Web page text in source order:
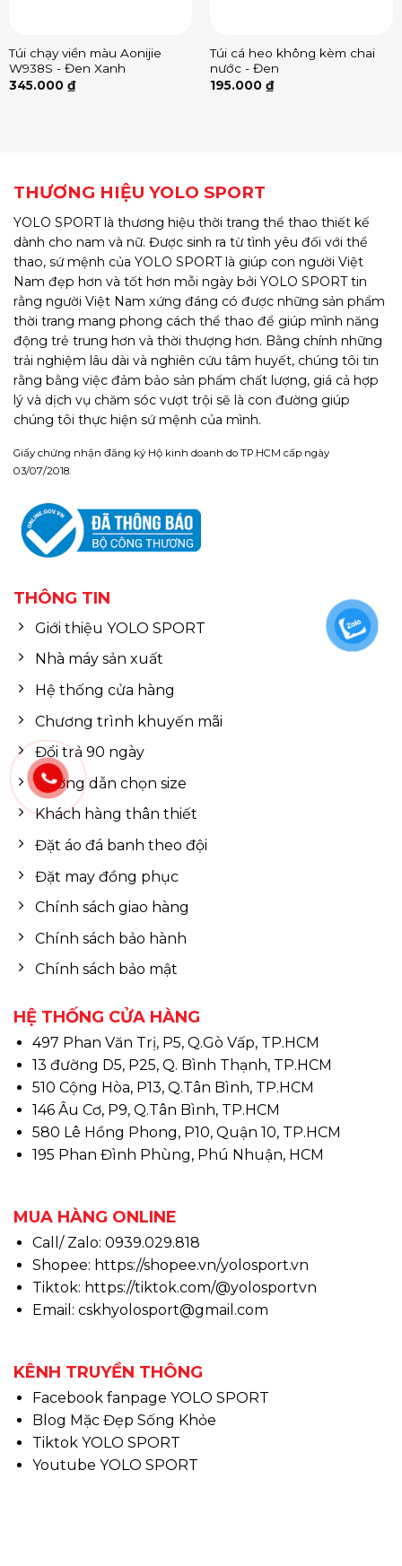
Túi chạy viền màu Aonijie
W938S - Đen Xanh
345.000 ₫
Túi cá heo không kèm chai
nước - Đen
195.000 ₫
THƯƠNG HIỆU YOLO SPORT
YOLO SPORT là thương hiệu thời trang thể thao thiết kế
dành cho nam và nữ. Được sinh ra từ tình yêu đối với thể
thao, sứ mệnh của YOLO SPORT là giúp con người Việt
Nam đẹp hơn và tốt hơn mỗi ngày bởi YOLO SPORT tin
rằng người Việt Nam xứng đáng có được những sản phẩm
thời trang mang phong cách thể thao để giúp mình năng
động trẻ trung hơn và thời thượng hơn. Bằng chính những
trải nghiệm lâu dài và nghiên cứu tâm huyết, chúng tôi tin
rằng bằng việc đảm bảo sản phẩm chất lượng, giá cả hợp
lý và dịch vụ chăm sóc vượt trội sẽ là con đường giúp
chúng tôi thực hiện sứ mệnh của mình.
Giấy chứng nhận đăng ký Hộ kinh doanh do TP.HCM cấp ngày
03/07/2018.
THÔNG TIN
Giới thiệu YOLO SPORT
Nhà máy sản xuất
Hệ thống cửa hàng
Chương trình khuyến mãi
Đổi trả 90 ngày
Hướng dẫn chọn size
Khách hàng thân thiết
Đặt áo đá banh theo đội
Đặt may đồng phục
Chính sách giao hàng
Chính sách bảo hành
Chính sách bảo mật
HỆ THỐNG CỬA HÀNG
497 Phan Văn Trị, P5, Q.Gò Vấp, TP.HCM
13 đường D5, P25, Q. Bình Thạnh, TP.HCM
510 Cộng Hòa, P13, Q.Tân Bình, TP.HCM
146 Âu Cơ, P9, Q.Tân Bình, TP.HCM
580 Lê Hồng Phong, P10, Quận 10, TP.HCM
195 Phan Đình Phùng, Phú Nhuận, HCM
MUA HÀNG ONLINE
Call/ Zalo: 0939.029.818
Shopee: https://shopee.vn/yolosport.vn
Tiktok: https://tiktok.com/@yolosportvn
Email: cskhyolosport@gmail.com
KÊNH TRUYỀN THÔNG
Facebook fanpage YOLO SPORT
Blog Mặc Đẹp Sống Khỏe
Tiktok YOLO SPORT
Youtube YOLO SPORT